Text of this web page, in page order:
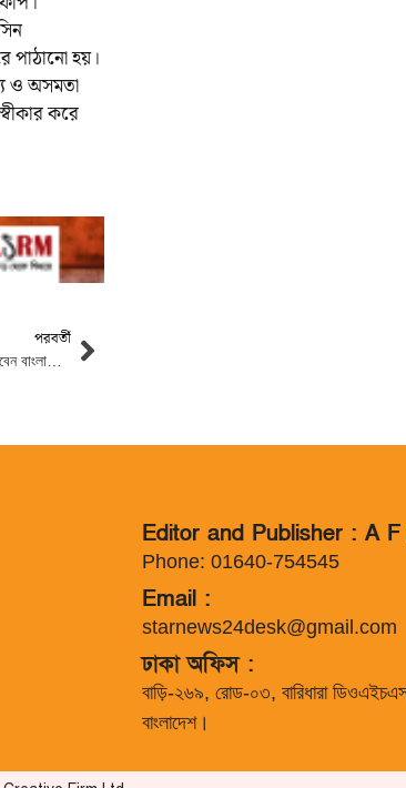
পাঠানো হয়।
ও অসমতা
করে
পরবর্তী
ট্রানজিট ভিসা নিয়ে সৌদি আরবে ওমরাহ করতে পারবেন বাংলাদেশিরা
Editor and Publisher : A
Phone: 01640-754545
Email :
starnews24desk@gmail.com
ঢাকা অফিস :
বাড়ি-২৬৯, রোড-০৩, বারিধারা
বাংলাদেশ।